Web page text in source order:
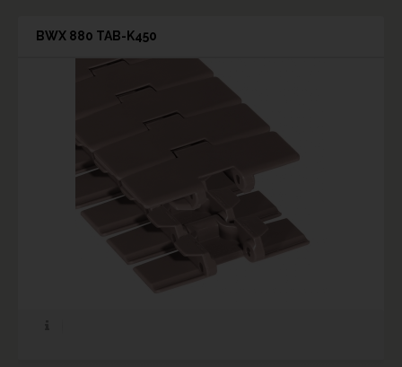
BWX 880 TAB-K450